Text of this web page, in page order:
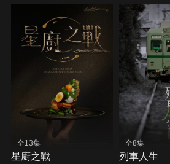
全13集
星廚之戰
全8集
列車人生